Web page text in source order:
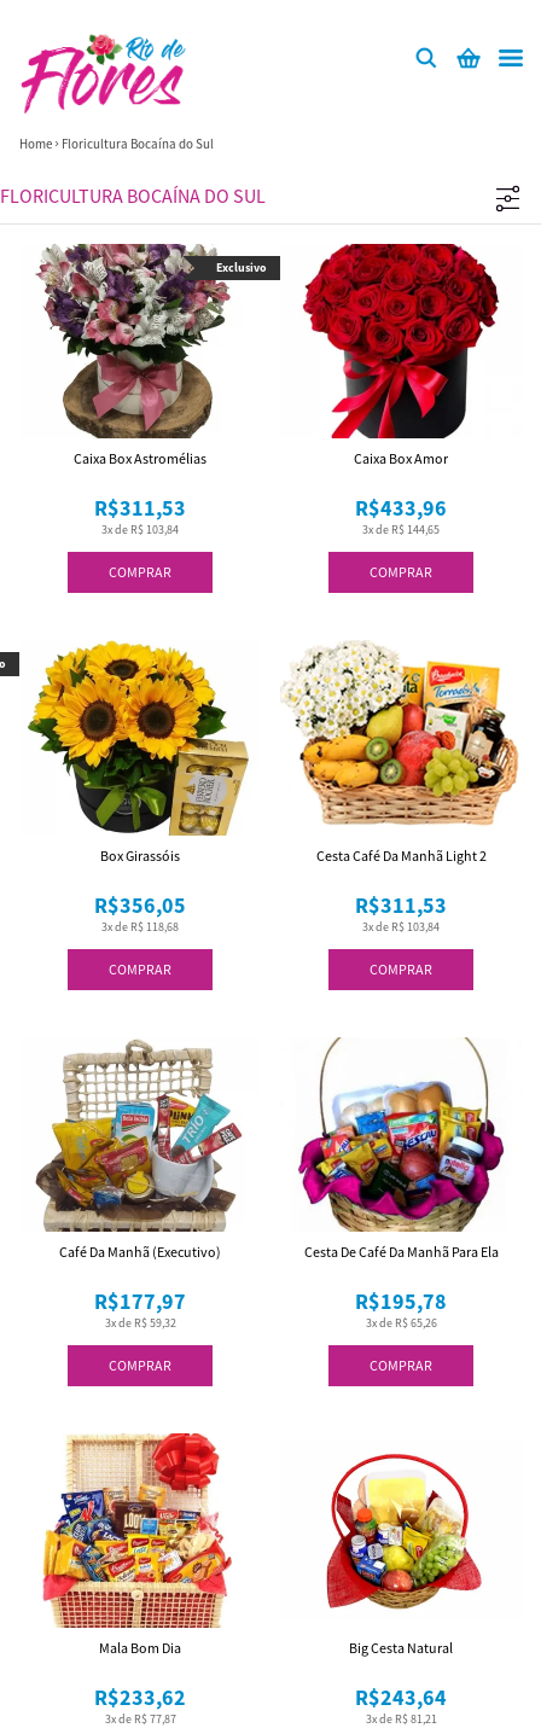
Home Floricultura Bocaína do Sul
FLORICULTURA BOCAÍNA DO SUL
COMPRAR
3x de R$ 103,84
R$311,53
Caixa Box Astromélias
Exclusivo
COMPRAR
3x de R$ 144,65
R$433,96
Caixa Box Amor
COMPRAR
3x de R$ 118,68
R$356,05
Box Girassóis
COMPRAR
3x de R$ 103,84
R$311,53
Cesta Café Da Manhã Light 2
COMPRAR
3x de R$ 59,32
R$177,97
Café Da Manhã (Executivo)
COMPRAR
3x de R$ 65,26
R$195,78
Cesta De Café Da Manhã Para Ela
3x de R$ 77,87
R$233,62
Mala Bom Dia
3x de R$ 81,21
R$243,64
Big Cesta Natural